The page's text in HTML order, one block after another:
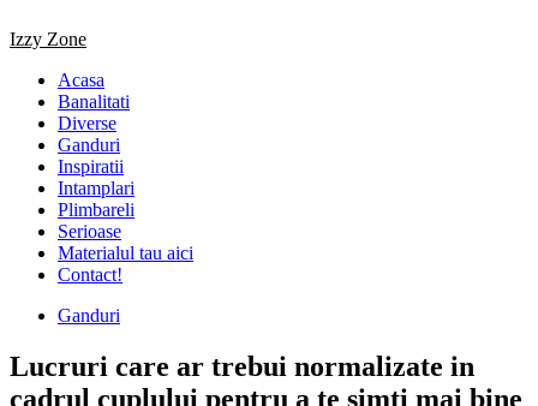
Primary
Izzy Zone
Acasa
Banalitati
Diverse
Ganduri
Inspiratii
Intamplari
Plimbareli
Serioase
Materialul tau aici
Contact!
Ganduri
Lucruri care ar trebui normalizate in
cadrul cuplului pentru a te simti mai bine